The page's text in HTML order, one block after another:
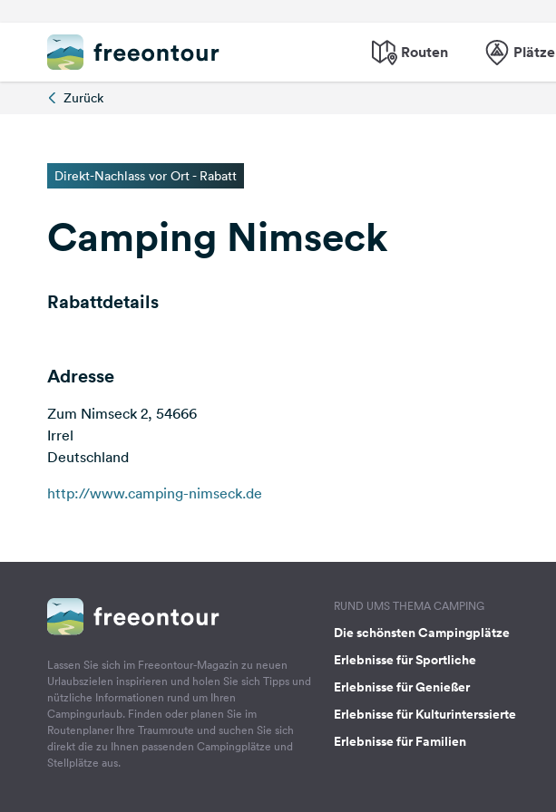
Routen Plätze
Zurück
Direkt-Nachlass vor Ort - Rabatt
Camping Nimseck
Rabattdetails
Adresse
Zum Nimseck 2, 54666
Irrel
Deutschland
http://www.camping-nimseck.de
Lassen Sie sich im Freeontour-Magazin zu neuen
Urlaubszielen inspirieren und holen Sie sich Tipps und
nützliche Informationen rund um Ihren
Campingurlaub. Finden oder planen Sie im
Routenplaner Ihre Traumroute und suchen Sie sich
direkt die zu Ihnen passenden Campingplätze und
Stellplätze aus.
RUND UMS THEMA CAMPING
Die schönsten Campingplätze
Erlebnisse für Sportliche
Erlebnisse für Genießer
Erlebnisse für Kulturinterssierte
Erlebnisse für Familien